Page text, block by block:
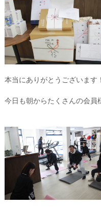
本当にありがとうございます！
今日も朝からたくさんの会員